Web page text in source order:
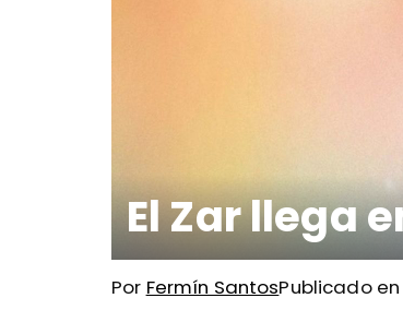
El Zar llega
Por Fermín SantosPublicado